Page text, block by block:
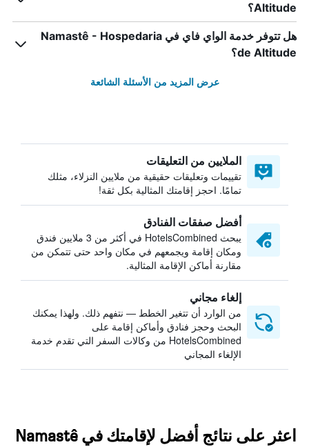
Altitude؟
هل تتوفر خدمة الواي فاي في Namastê - Hospedaria
de Altitude؟
عرض المزيد من الأسئلة الشائعة
الملايين من التعليقات
تقييمات وتعليقات حقيقية من ملايين النزلاء، مثلك
تمامًا. احجز إقامتك المثالية بكل ثقة!
أفضل صفقات الفنادق
يبحث HotelsCombined في أكثر من 3 ملايين فندق
ومكان إقامة ويجمعهم في مكان واحد حتى تتمكن من
مقارنة أماكن الإقامة المثالية.
إلغاء مجاني
من الوارد أن تتغير الخطط — نتفهم ذلك. ولهذا يمكنك
البحث وحجز فنادق وأماكن إقامة على
HotelsCombined من وكالات السفر التي تقدم خدمة
الإلغاء المجاني
اعثر على نتائج أفضل لإقامتك في Namastê